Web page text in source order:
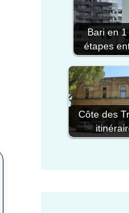
Bari en
étapes
Côte des